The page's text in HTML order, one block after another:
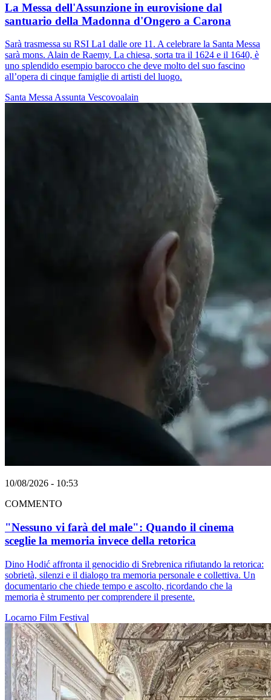
La Messa dell'Assunzione in eurovisione dal
santuario della Madonna d'Ongero a Carona
Sarà trasmessa su RSI La1 dalle ore 11. A celebrare la Santa Messa
sarà mons. Alain de Raemy. La chiesa, sorta tra il 1624 e il 1640, è
uno splendido esempio barocco che deve molto del suo fascino
all’opera di cinque famiglie di artisti del luogo.
Santa Messa Assunta Vescovoalain
10/08/2026 - 10:53
COMMENTO
"Nessuno vi farà del male": Quando il cinema
sceglie la memoria invece della retorica
Dino Hodić affronta il genocidio di Srebrenica rifiutando la retorica:
sobrietà, silenzi e il dialogo tra memoria personale e collettiva. Un
documentario che chiede tempo e ascolto, ricordando che la
memoria è strumento per comprendere il presente.
Locarno Film Festival